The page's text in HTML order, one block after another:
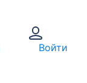
Войти